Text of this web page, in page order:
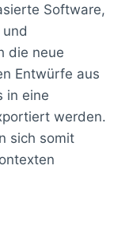
Software,
und
die neue
Entwürfe aus
in eine
werden.
sich somit